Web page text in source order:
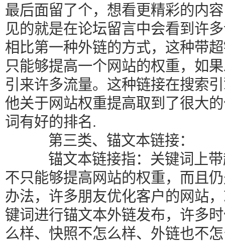
最后面留了个，想看更精彩的内
见的就是在论坛留言中会看到许
相比第一种外链的方式，这种带
只能够提高一个网站的权重，如
引来许多流量。这种链接在搜索
他关于网站权重提高取到了很大
词有好的排名.
第三类、锚文本链接：
锚文本链接指：关键词上带
不只能够提高网站的权重，而且
办法，许多朋友优化客户的网站
键词进行锚文本外链发布，许多
么样、快照不怎么样、外链也不